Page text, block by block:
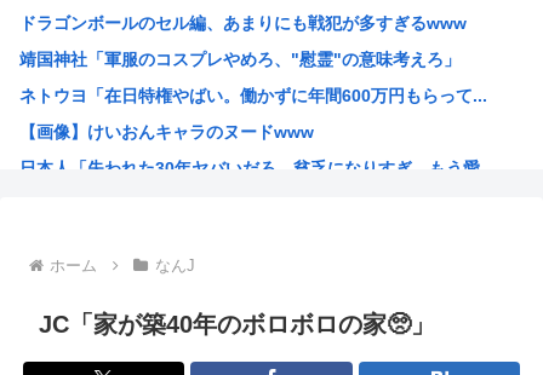
秋田県職員、ラブホテルから記者会見していたことが発覚（※...
彼女「ねぃねぃ、結婚も視野に入ってきたわけだし給料教えて...
【悲報】高市早苗首相さん、公用車を3000万円の新車に買...
オーストラリア研究チーム、45年間、2700人以上を研究...
ドラゴンボールのセル編、あまりにも戦犯が多すぎるwww
靖国神社「軍服のコスプレやめろ、"慰霊"の意味考えろ」
ネトウヨ「在日特権やばい。働かずに年間600万円もらって...
【画像】けいおんキャラのヌードwww
日本人「失われた30年ヤバいだろ…貧乏になりすぎ…もう愛...
お前らが描いた絵を貼るスレ
ちいかわのモモンガがちんちんに来るんやが
ホーム なんJ
JC「家が築40年のボロボロの家🥺」